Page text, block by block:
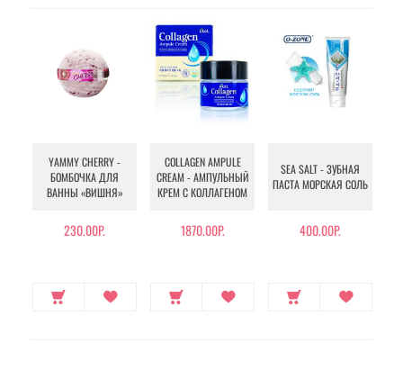
YAMMY CHERRY -
БОМБОЧКА ДЛЯ
ВАННЫ «ВИШНЯ»
230.00Р.
COLLAGEN AMPULE
CREAM - АМПУЛЬНЫЙ
КРЕМ С КОЛЛАГЕНОМ
1870.00Р.
SEA SALT - ЗУБНАЯ
ПАСТА МОРСКАЯ СОЛЬ
400.00Р.